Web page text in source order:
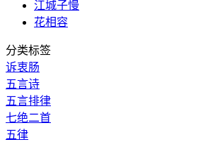
江城子慢
花相容
分类标签
诉衷肠
五言诗
五言排律
七绝二首
五律